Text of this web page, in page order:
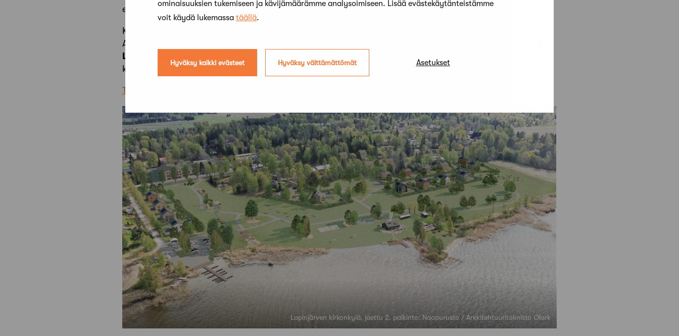
ominaisuuksien tukemiseen ja kävijämäärämme analysoimiseen. Lisää evästekäytänteistämme
voit käydä lukemassa täällä.
Hyväksy kaikki evästeet Hyväksy välttämättömät Asetukset
elävästi. Arkkitehtuuritoimisto Olark sai toisella työllään lunastuksen.
Kolmannen palkinnon sai
Arkkitehtuuritoimisto Olarkin toinen työ Keidas,
Luo Arkkitehtien
kunniamaininnan.
Tutustu ehdotuksiin ja arvostelupöytäkirjaan kilpailukalenterissa.
Lapinjärven kirkonkylä, jaettu 2. palkinto: Naapurusto / Arkkitehtuuritoimisto Olark